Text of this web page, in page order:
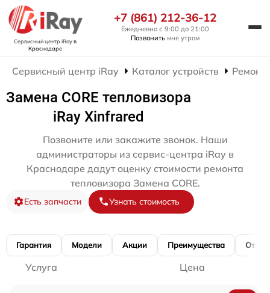
Сервисный центр iRayв
Краснодаре
+7 (861) 212-36-12
Ежедневно с 9:00 до 21:00
Позвонить мне утром
Сервисный центр iRay Каталог устройств Ремонт
Замена CORE тепловизора
iRay Xinfrared
Позвоните или закажите звонок. Наши
администраторы из сервис-центра iRay в
Краснодаре дадут оценку стоимости ремонта
тепловизора Замена CORE.
Есть запчасти Узнать стоимость
Гарантия Модели Акции Преимущества
Услуга Цена